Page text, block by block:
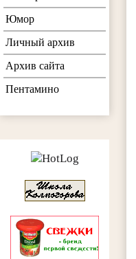
Юмор
Личный архив
Архив сайта
Пентамино